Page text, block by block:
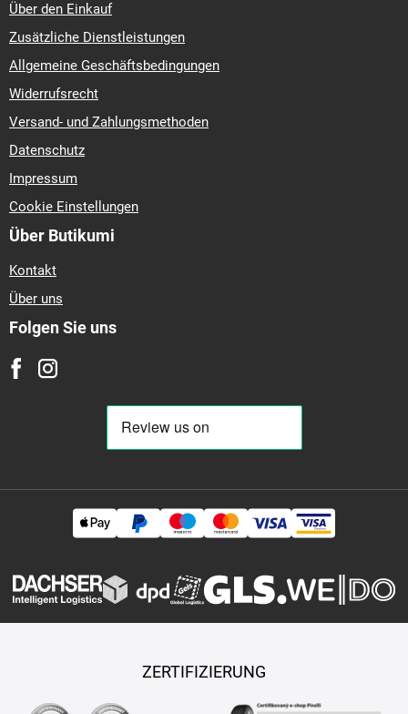
Über den Einkauf
Zusätzliche Dienstleistungen
Allgemeine Geschäftsbedingungen
Widerrufsrecht
Versand- und Zahlungsmethoden
Datenschutz
Impressum
Cookie Einstellungen
Über Butikumi
Kontakt
Über uns
Folgen Sie uns
ZERTIFIZIERUNG